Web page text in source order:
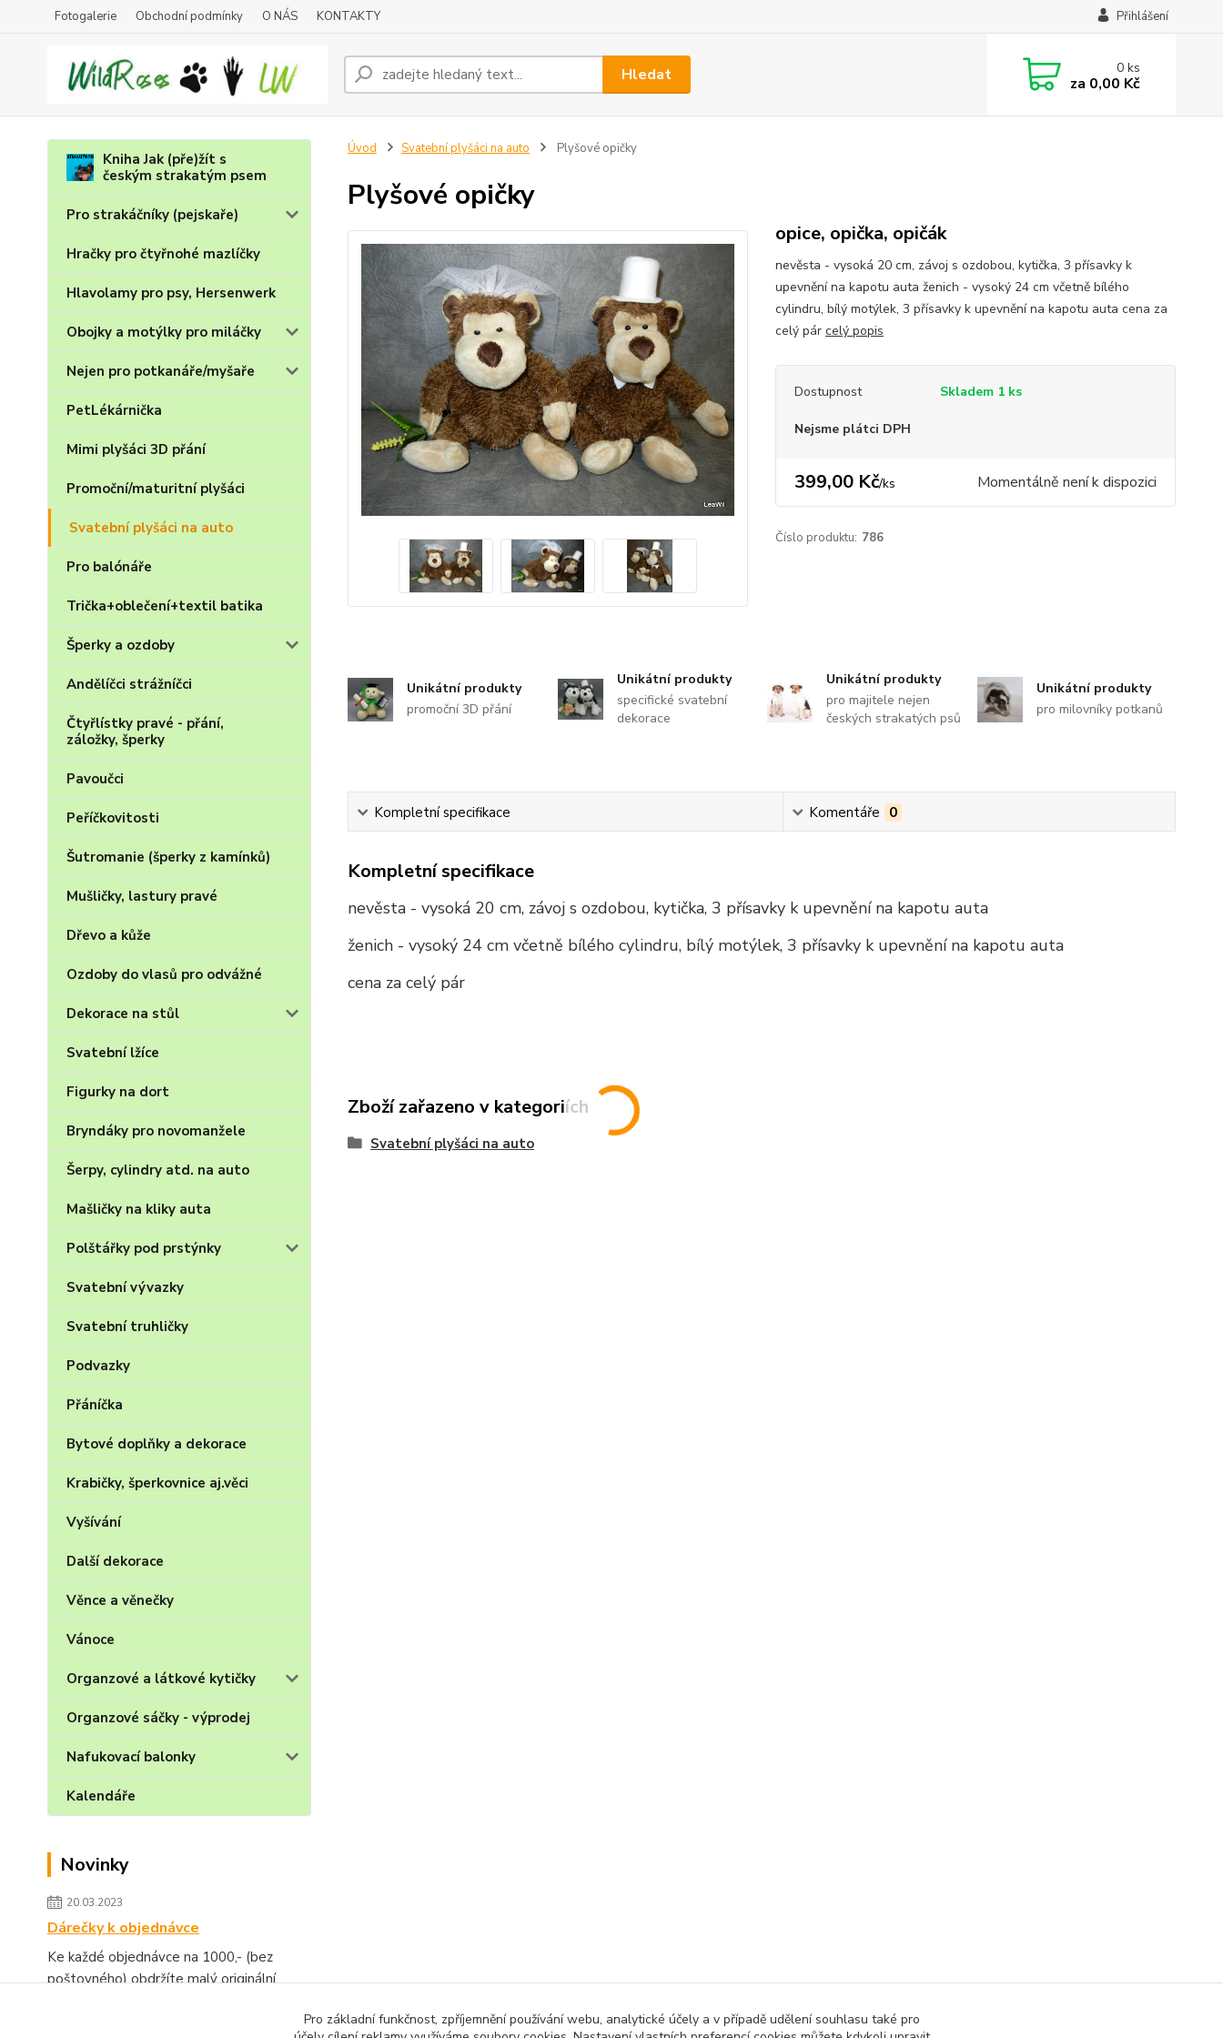
Fotogalerie Obchodní podmínky O NÁS KONTAKTY Přihlášení
Hledat 0ks
za 0,00 Kč
Kniha Jak (pře)žít s
českým strakatým psem
Pro strakáčníky (pejskaře)
Hračky pro čtyřnohé mazlíčky
Hlavolamy pro psy, Hersenwerk
Obojky a motýlky pro miláčky
Nejen pro potkanáře/myšaře
PetLékárnička
Mimi plyšáci 3D přání
Promoční/maturitní plyšáci
Svatební plyšáci na auto
Pro balónáře
Trička+oblečení+textil batika
Šperky a ozdoby
Andělíčci strážníčci
Čtyřlístky pravé - přání,
záložky, šperky
Pavoučci
Peříčkovitosti
Šutromanie (šperky z kamínků)
Mušličky, lastury pravé
Dřevo a kůže
Ozdoby do vlasů pro odvážné
Dekorace na stůl
Svatební lžíce
Figurky na dort
Bryndáky pro novomanžele
Šerpy, cylindry atd. na auto
Mašličky na kliky auta
Polštářky pod prstýnky
Svatební vývazky
Svatební truhličky
Podvazky
Přáníčka
Bytové doplňky a dekorace
Krabičky, šperkovnice aj.věci
Vyšívání
Další dekorace
Věnce a věnečky
Vánoce
Organzové a látkové kytičky
Organzové sáčky - výprodej
Nafukovací balonky
Kalendáře
Novinky
20.03.2023
Dárečky k objednávce
Ke každé objednávce na 1000,- (bez
poštovného) obdržíte malý originální
Úvod Svatební plyšáci na auto Plyšové opičky
Plyšové opičky
opice, opička, opičák
nevěsta - vysoká 20 cm, závoj s ozdobou, kytička, 3 přísavky k
upevnění na kapotu auta ženich - vysoký 24 cm včetně bílého
cylindru, bílý motýlek, 3 přísavky k upevnění na kapotu auta cena za
celý pár celý popis
Dostupnost Skladem 1 ks
Nejsme plátci DPH
399,00 Kč/ks Momentálně není k dispozici
Číslo produktu: 786
Unikátní produkty
promoční 3D přání
Unikátní produkty
specifické svatební
dekorace
Unikátní produkty
pro majitele nejen
českých strakatých psů
Unikátní produkty
pro milovníky potkanů
Kompletní specifikace Komentáře 0
Kompletní specifikace
nevěsta - vysoká 20 cm, závoj s ozdobou, kytička, 3 přísavky k upevnění na kapotu auta
ženich - vysoký 24 cm včetně bílého cylindru, bílý motýlek, 3 přísavky k upevnění na kapotu auta
cena za celý pár
Zboží zařazeno v kategoriích
Svatební plyšáci na auto
Pro základní funkčnost, zpříjemnění používání webu, analytické účely a v případě udělení souhlasu také pro